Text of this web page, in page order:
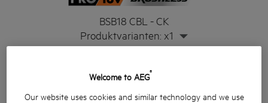
BSB18 CBL - CK
Produktvarianten: x1
Welcome to AEG®
Our website uses cookies and similar technology and we use